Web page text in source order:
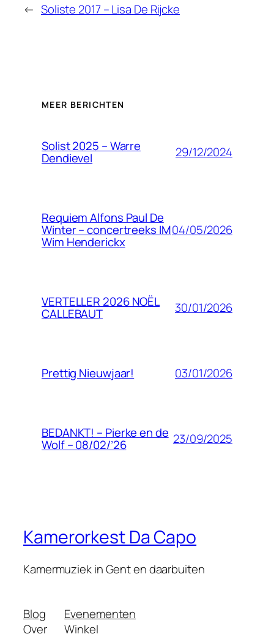
← Soliste 2017 – Lisa De Rijcke
MEER BERICHTEN
Solist 2025 – Warre
Dendievel 29/12/2024
Requiem Alfons Paul De
Winter – concertreeks IM
Wim Henderickx
04/05/2026
VERTELLER 2026 NOËL
CALLEBAUT 30/01/2026
Prettig Nieuwjaar! 03/01/2026
BEDANKT! – Pierke en de
Wolf – 08/02/’26 23/09/2025
Kamerorkest Da Capo
Kamermuziek in Gent en daarbuiten
Blog
Over
Evenementen
Winkel